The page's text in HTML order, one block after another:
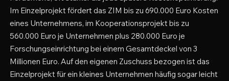
Im Einzelprojekt fördert das ZIM bis zu 690.000 Euro Kosten
eines Unternehmens, im Kooperationsprojekt bis zu
560.000 Euro je Unternehmen plus 280.000 Euro je
Forschungseinrichtung bei einem Gesamtdeckel von 3
Millionen Euro. Auf den eigenen Zuschuss bezogen ist das
Einzelprojekt für ein kleines Unternehmen häufig sogar leicht